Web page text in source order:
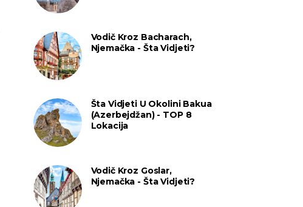
Vodič Kroz Bacharach,
Njemačka - Šta Vidjeti?
Šta Vidjeti U Okolini Bakua
(Azerbejdžan) - TOP 8
Lokacija
Vodič Kroz Goslar,
Njemačka - Šta Vidjeti?